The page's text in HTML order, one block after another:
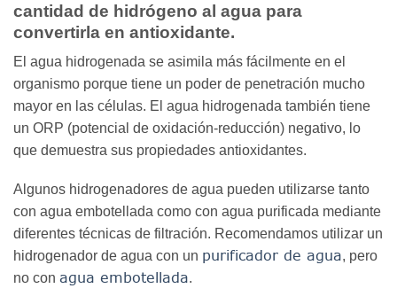
cantidad de hidrógeno al agua para
convertirla en antioxidante.
El agua hidrogenada se asimila más fácilmente en el
organismo porque tiene un poder de penetración mucho
mayor en las células. El agua hidrogenada también tiene
un ORP (potencial de oxidación-reducción) negativo, lo
que demuestra sus propiedades antioxidantes.
Algunos hidrogenadores de agua pueden utilizarse tanto
con agua embotellada como con agua purificada mediante
diferentes técnicas de filtración. Recomendamos utilizar un
hidrogenador de agua con un purificador de agua, pero
no con agua embotellada.